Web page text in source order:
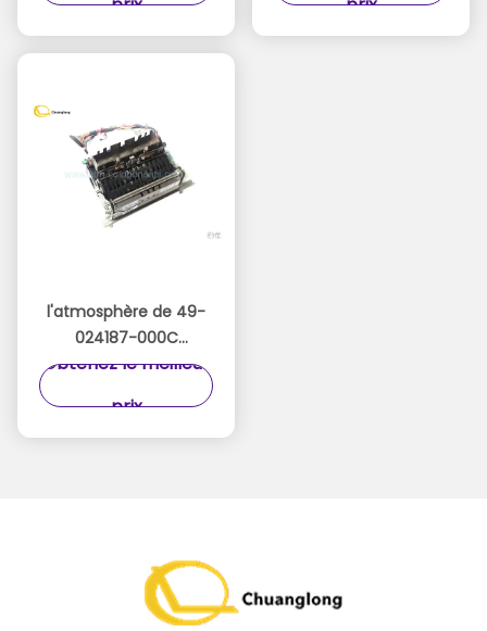
39-008756-000A
29011535012A
l'atmosphère de 49-
024187-000C
49024187000C
d'avant supérieur
Obtenez le meilleur
prix